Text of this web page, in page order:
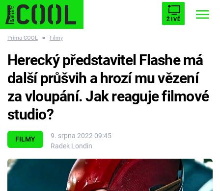
ŽIVĚ
ESCAPE PLNEJ KOTEL AVENGERS 5
Témata
Filmy
Prima COOL ■ Filmy
FILMY
9. srpna 2022 09:45
Radek Londin
Herecký představitel Flashe má
další průšvih a hrozí mu vězení
za vloupání. Jak reaguje filmové
studio?